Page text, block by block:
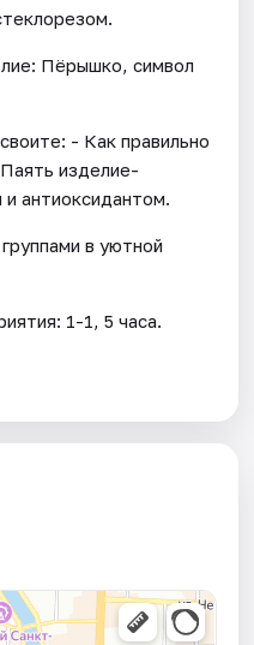
Пёрышко, символ
- Как правильно
изделие-
антиоксидантом.
в уютной
1-1, 5 часа.